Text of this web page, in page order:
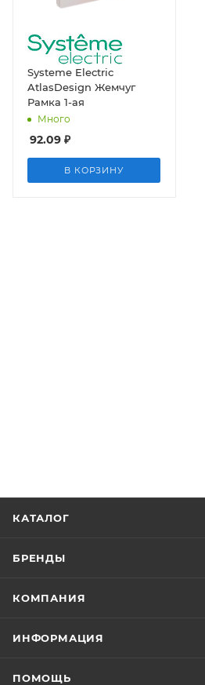
Systeme Electric
AtlasDesign Жемчуг
Рамка 1-ая
Много
92.09 ₽
В КОРЗИНУ
КАТАЛОГ
БРЕНДЫ
КОМПАНИЯ
ИНФОРМАЦИЯ
ПОМОЩЬ